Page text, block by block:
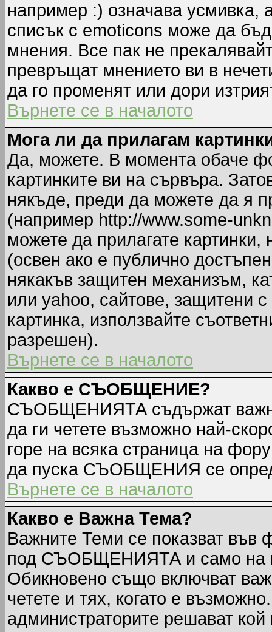
например :) означава усмивка,
списък с emoticons може да
мнения. Все пак не
превръщат мнението ви в
да го променят или дори
Върнете се в началото
Мога ли да прилагам
Да, можете. В момента обаче
картинките ви на сървъра.
някъде, преди да можете да я
(например http://www.some-
можете да прилагате
(освен ако е публично
някакъв защитен механизъм,
или yahoo, сайтове, защитени
картинка, използвайте
разрешен).
Върнете се в началото
Какво е СЪОБЩЕНИЕ?
СЪОБЩЕНИЯТА съдържат
да ги четете възможно най-
горе на всяка страница на
да пуска СЪОБЩЕНИЯ се
Върнете се в началото
Какво е Важна Тема?
Важните Теми се показват във
под СЪОБЩЕНИЯТА и само на
Обикновено също включват
четете и тях, когато е
администраторите решават